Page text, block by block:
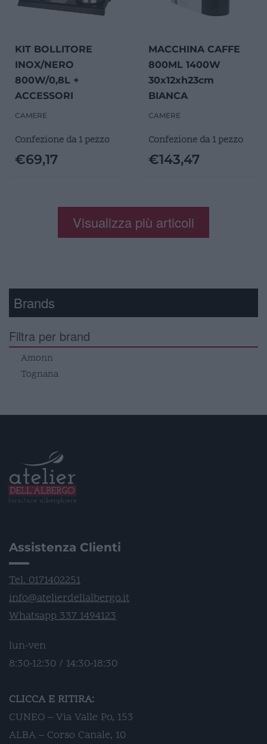
KIT BOLLITORE
INOX/NERO
800W/0,8L +
ACCESSORI
CAMERE
Confezione da 1 pezzo
€69,17
MACCHINA CAFFE
800ML 1400W
30x12xh23cm
BIANCA
CAMERE
Confezione da 1 pezzo
€143,47
Visualizza più articoli
Brands
Filtra per brand
Amonn
Tognana
Assistenza Clienti
Tel. 0171402251
info@atelierdellalbergo.it
Whatsapp 337 1494123
lun-ven
8:30-12:30 / 14:30-18:30
CLICCA E RITIRA:
CUNEO – Via Valle Po, 153
ALBA – Corso Canale, 10